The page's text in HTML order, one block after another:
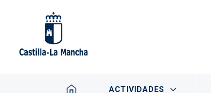
Navegación principal
ACTIVIDADES